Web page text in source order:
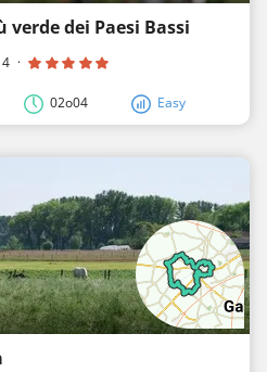
dei Paesi Bassi
4 ·
02o04 Easy